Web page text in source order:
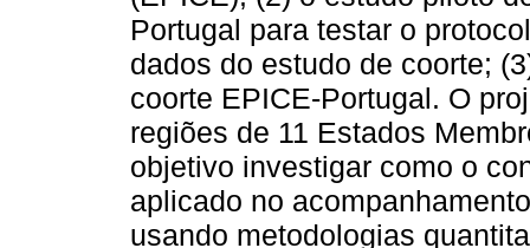
Portugal para testar o
dados do estudo de coorte;
coorte EPICE-Portugal. O
regiões de 11 Estados
objetivo investigar como o
aplicado no
usando metodologias